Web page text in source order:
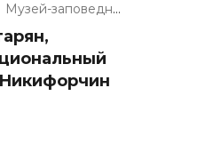
Музей-заповедник «Полотняный З...